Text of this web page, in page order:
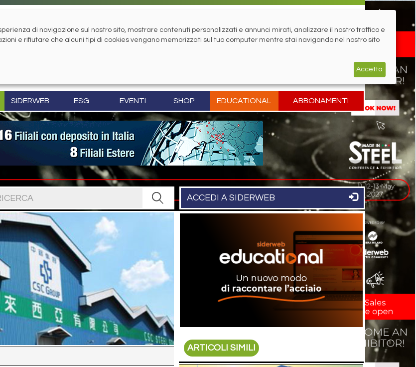
SIDERWEB ESG EVENTI SHOP EDUCATIONAL ABBONAMENTI
ACCEDI A SIDERWEB
ARTICOLI SIMILI
di navigazione sul nostro sito, mostrare contenuti personalizzati e annunci mirati, analizzare il nostro traffico e
e rifiutare che alcuni tipi di cookies vengano memorizzati sul tuo computer mentre stai navigando nel nostro sito
Accetta